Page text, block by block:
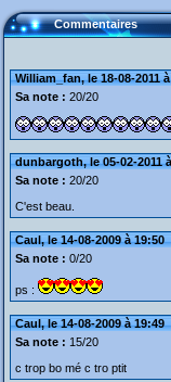
Commentaires
William_fan, le 18-08-2011
Sa note : 20/20
dunbargoth, le 05-02-2011
Sa note : 20/20
C'est beau.
Caul, le 14-08-2009 à 19:50
Sa note : 0/20
ps :
Caul, le 14-08-2009 à 19:49
Sa note : 15/20
c trop bo mé c tro ptit